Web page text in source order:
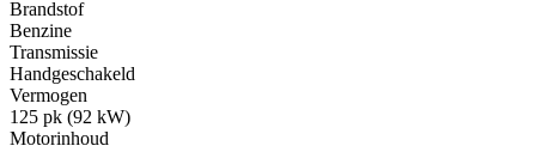
Brandstof
Benzine
Transmissie
Handgeschakeld
Vermogen
125 pk (92 kW)
Motorinhoud